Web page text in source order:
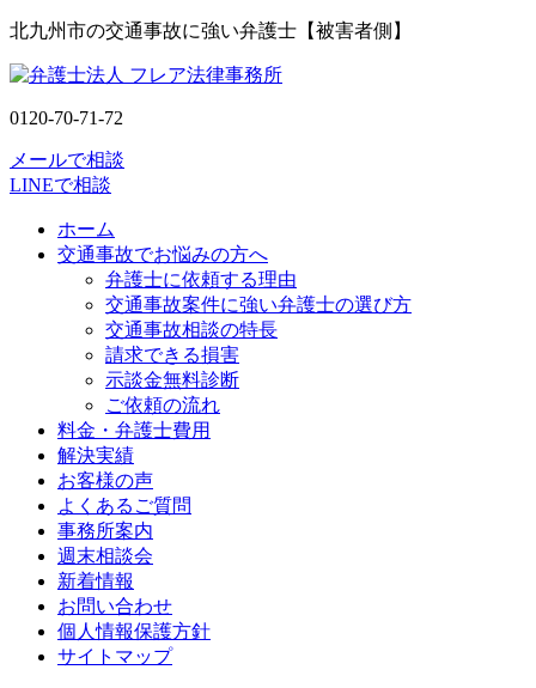
北九州市の交通事故に強い弁護士【被害者側】
0120-70-71-72
メールで相談
LINEで相談
ホーム
交通事故でお悩みの方へ
弁護士に依頼する理由
交通事故案件に強い弁護士の選び方
交通事故相談の特長
請求できる損害
示談金無料診断
ご依頼の流れ
料金・弁護士費用
解決実績
お客様の声
よくあるご質問
事務所案内
週末相談会
新着情報
お問い合わせ
個人情報保護方針
サイトマップ